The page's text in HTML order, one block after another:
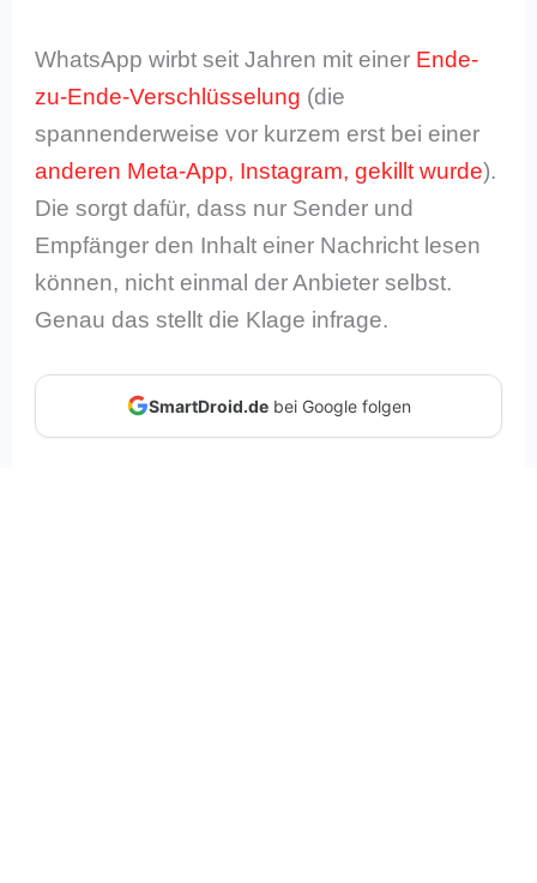
WhatsApp wirbt seit Jahren mit einer Ende-
zu-Ende-Verschlüsselung (die
spannenderweise vor kurzem erst bei einer
anderen Meta-App, Instagram, gekillt wurde).
Die sorgt dafür, dass nur Sender und
Empfänger den Inhalt einer Nachricht lesen
können, nicht einmal der Anbieter selbst.
Genau das stellt die Klage infrage.
SmartDroid.debei Google folgen